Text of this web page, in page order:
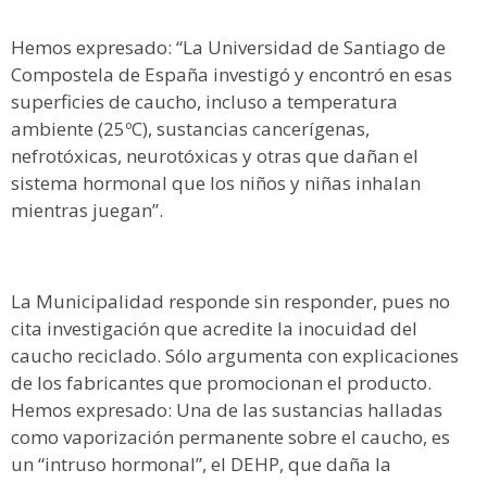
Hemos expresado: “La Universidad de Santiago de
Compostela de España investigó y encontró en esas
superficies de caucho, incluso a temperatura
ambiente (25ºC), sustancias cancerígenas,
nefrotóxicas, neurotóxicas y otras que dañan el
sistema hormonal que los niños y niñas inhalan
mientras juegan”.
La Municipalidad responde sin responder, pues no
cita investigación que acredite la inocuidad del
caucho reciclado. Sólo argumenta con explicaciones
de los fabricantes que promocionan el producto.
Hemos expresado: Una de las sustancias halladas
como vaporización permanente sobre el caucho, es
un “intruso hormonal”, el DEHP, que daña la